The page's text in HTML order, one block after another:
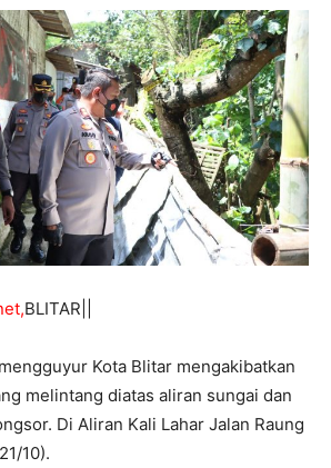
BLITAR||
Kota Blitar mengakibatkan
melintang diatas aliran sungai dan
Di Aliran Kali Lahar Jalan Raung
10).